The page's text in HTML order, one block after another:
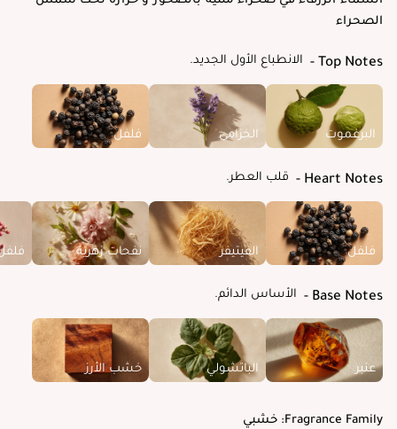
الصحراء
Top Notes الانطباع الأول الجديد.
البرغموت الخزامى فلفل
Heart Notes قلب العطر.
فلفل الفيتيفر نفحات زهرية
Base Notes الأساس الدائم.
عنبر الباتشولي خشب الأرز
Fragrance Family: خشبي